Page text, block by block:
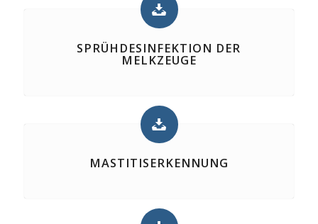
SPRÜHDESINFEKTION DER
MELKZEUGE
MASTITISERKENNUNG